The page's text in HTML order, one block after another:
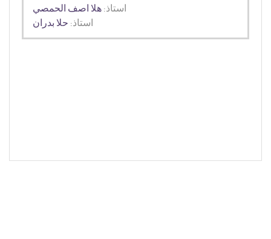
استاذ: هلا اصف الحمصي
استاذ: حلا بدران